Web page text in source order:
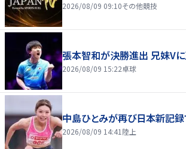
2026/08/09 09:10その他競技
張本智和が決勝進出 兄妹V
2026/08/09 15:22卓球
中島ひとみが再び日本新記
2026/08/09 14:41 陸上